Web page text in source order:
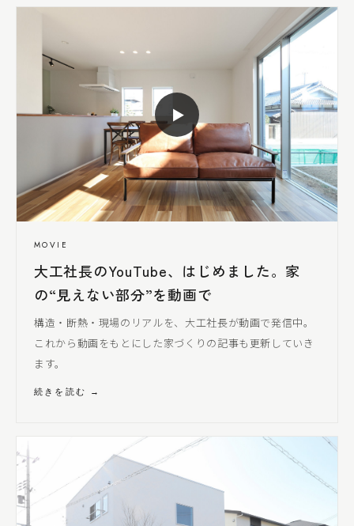
▶
MOVIE
大工社長のYouTube、はじめました。家
の“見えない部分”を動画で
構造・断熱・現場のリアルを、 大工社長が動画で発信中。
これから動画をもとにした家づくりの記事も更新していき
ます。
続きを読む →